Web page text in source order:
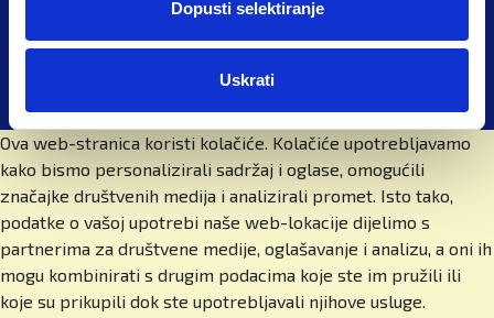
Dopusti selektiranje
Uskrati
Počeli smo devedesetih, u vrijeme kad je
privatno obrazovanje u Hrvatskoj bilo gotovo pa
oksimoron. Moji roditelji, dr. sc. Martin-Tino Časl
stvoriti. Tako je 1995. nastala Osnovna škola
Kreativan razvoj, najstarija privatna osnovna
škola u Hrvatskoj. Kasnije je došla i gimnazija, a
2013. pokrenuli smo British International School
of Zagreb međunarodnu osnovnu školu te 2014. i
prvu britansku srednju školu u Zagrebu. Danas
imamo sve, od vrtića do srednje škole, internat,
Telefon:
Ova web-stranica koristi kolačiće. Kolačiće upotrebljavamo
kako bismo personalizirali sadržaj i oglase, omogućili
značajke društvenih medija i analizirali promet. Isto tako,
podatke o vašoj upotrebi naše web-lokacije dijelimo s
partnerima za društvene medije, oglašavanje i analizu, a oni ih
mogu kombinirati s drugim podacima koje ste im pružili ili
koje su prikupili dok ste upotrebljavali njihove usluge.